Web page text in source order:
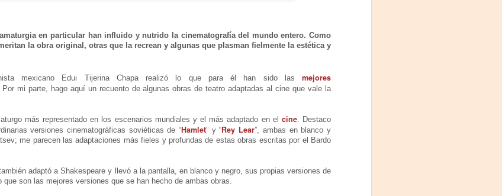
en particular han influido y nutrido la cinematografía del mundo entero. Como
la obra original, otras que la recrean y algunas que plasman fielmente la estética y
mexicano Edui Tijerina Chapa realizó lo que para él han sido las mejores
Por mi parte, hago aquí un recuento de algunas obras de teatro adaptadas al cine que vale la
más representado en los escenarios mundiales y el más adaptado en el cine. Destaco
versiones cinematográficas soviéticas de “Hamlet” y “Rey Lear”, ambas en blanco y
me parecen las adaptaciones más fieles y profundas de estas obras escritas por el Bardo
adaptó a Shakespeare y llevó a la pantalla, en blanco y negro, sus propias versiones de
que son las mejores versiones que se han hecho de ambas obras.
vendaval, color, refugio y
trinchera. Vidas que, aún con el
hablando al oído.
protagonizada por Laura Azcurra,
bajo la dirección de Julia Morgado
Robles.
agosto en Punto Escénico
en el Centro Cultural La Escalera
en Kokob